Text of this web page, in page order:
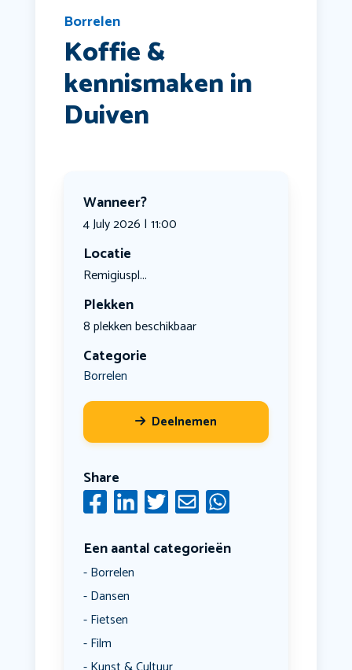
Borrelen
Koffie &
kennismaken in
Duiven
Wanneer?
4 July 2026 | 11:00
Locatie
Remigiuspl...
Plekken
8 plekken beschikbaar
Categorie
Borrelen
Deelnemen
Share
Een aantal categorieën
Borrelen
Dansen
Fietsen
Film